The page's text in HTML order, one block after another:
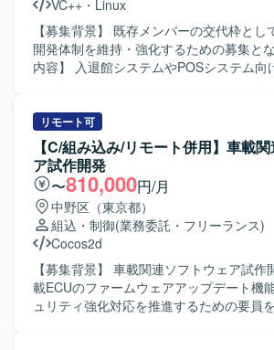
流工程から一貫して関わることで、ソフ
造理解も深めていただけます。 【開発環境】 C++および
Visual Studioを用いた組込ソフトウェア
なります。Linux環境での開発やテスト環
VC++ ・ Linux
【募集背景】 既存メンバーの交代枠と
開発体制を維持・強化するための募集となりま
内容】 入退館システムやPOSシステム向
ト・評価まで一連の工程を実施していただきま
る人物像】 組込開発における基本設計か
体的に担える方を求めています。認証機
要素にも前向きに取り組み、周囲と協調
めていただける方が望ましいです。 【ポジションの魅力】
入退館やPOSなど実利用シーンに近い組
わることができ、認証技術や組込Linuxに
ることができます。基本設計から評価ま
わることで、上流から下流まで一貫した
できます。 【開発環境】 組込Linux環境上でC++を用いた開
発を行います。認証機能としてカード認
リモート可
【C/組み込み/リモート併用】車載
ア試作開発
〜810,000円/月
中野区（東京都）
組込・制御(業務委託・フリーランス)
Cocos2d
【募集背景】 車載関連ソフトウェア試
載ECUのファームウェアアップデート機
ュリティ強化対応を推進するための要員